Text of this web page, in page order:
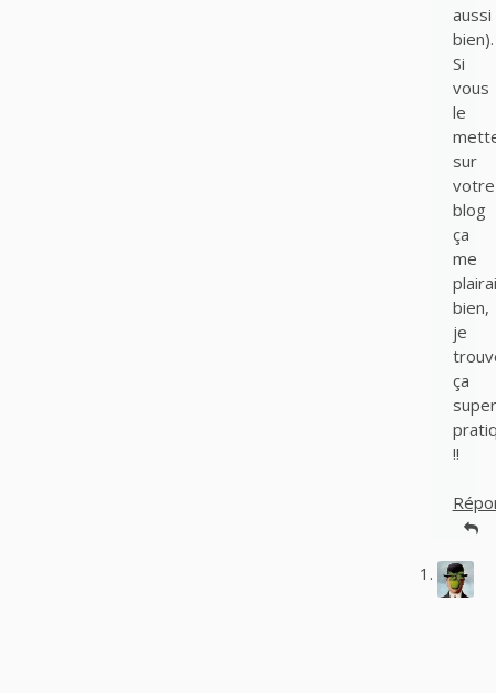
aussi
bien).
Si
vous
le
sur
votre
blog
ça
me
bien,
je
ça
super
!!